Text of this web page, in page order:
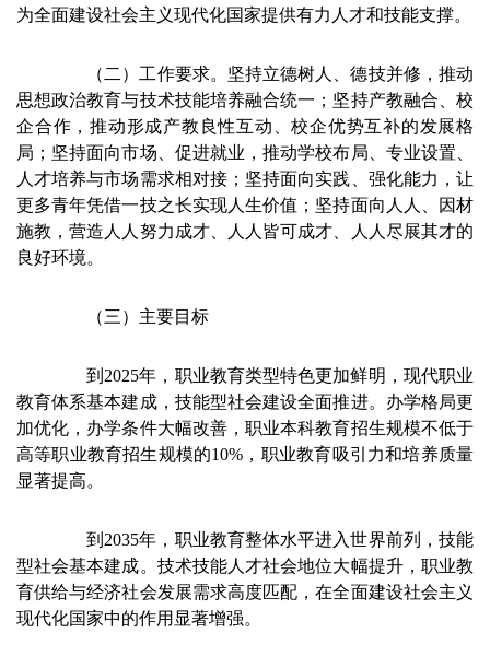
为全面建设社会主义现代化国家提供有力人才和技能支撑。
（二）工作要求。坚持立德树人、德技并修，推动
思想政治教育与技术技能培养融合统一；坚持产教融合、校
企合作，推动形成产教良性互动、校企优势互补的发展格
局；坚持面向市场、促进就业，推动学校布局、专业设置、
人才培养与市场需求相对接；坚持面向实践、强化能力，让
更多青年凭借一技之长实现人生价值；坚持面向人人、因材
施教，营造人人努力成才、人人皆可成才、人人尽展其才的
良好环境。
（三）主要目标
到2025年，职业教育类型特色更加鲜明，现代职业
教育体系基本建成，技能型社会建设全面推进。办学格局更
加优化，办学条件大幅改善，职业本科教育招生规模不低于
高等职业教育招生规模的10%，职业教育吸引力和培养质量
显著提高。
到2035年，职业教育整体水平进入世界前列，技能
型社会基本建成。技术技能人才社会地位大幅提升，职业教
育供给与经济社会发展需求高度匹配，在全面建设社会主义
现代化国家中的作用显著增强。